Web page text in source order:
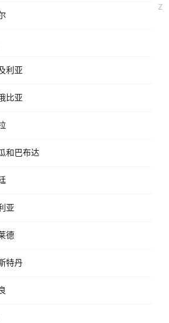
利亚
比亚
和巴布达
亚
德
特丹
Z